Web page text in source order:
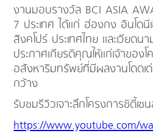
งานมอบรางวัล BCI ASIA
7 ประเทศ ได้แก่ ฮ่องกง อินโด
สิงคโปร์ ประเทศไทย และเวียด
ประกาศเกียรติคุณให้แก่เจ้าขอ
อสังหาริมทรัพย์ที่มีผลงานโดดเ
กว้าง
รับชมรีวิวเจาะลึกโครงการซิตี้เ
https://www.youtube.com/